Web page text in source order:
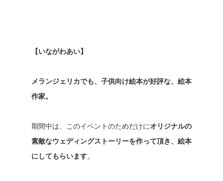
【いながわあい】
メランジェリカでも、子供向け絵本が好評な、絵本
作家。
期間中は、このイベントのためだけにオリジナルの
素敵なウェディングストーリーを作って頂き、絵本
にしてもらいます。